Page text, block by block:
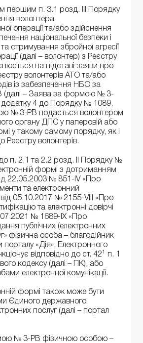
першим п. 3.1 розд. ІІІ Порядку
волонтера
операції та/або здійснення
національної безпеки і
стримування збройної агресії
(далі – волонтер) з Реєстру
на підставі заяви про
волонтерів АТО та/або
із забезпечення НБО за
– Заява за формою № 3-
додатку 4 до Порядку № 1089.
№ 3-РВ подається волонтером
органу ДПС у паперовій або
у такому самому порядку, як і
Реєстру волонтерів.
до п. 2.1 та 2.2 розд. ІІ Порядку №
формі з дотриманням
22.05.2003 № 851-IV «Про
та електронний
від 05.10.2017 № 2155-VIII «Про
та електронні довірчі
№ 1689-IX «Про
публічних (електронних
фізична особа – благодійник
«Дія», Електронного
відповідно до ст. 421
п. 1
кодексу (далі – ПК), або
електронної комунікації.
формі також може бути
Єдиного державного
послуг (далі – портал
№ 3-РВ фізичною особою –